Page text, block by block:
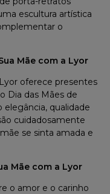
escultura artística
o
Mãe com a Lyor
oferece presentes
Dia das Mães de
elegância, qualidade
cuidadosamente
se sinta amada e
Mãe com a Lyor
o amor e o carinho